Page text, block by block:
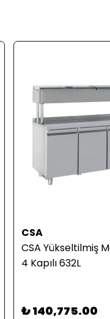
CSA
CSA Yükseltilmiş
4 Kapılı 632L
₺ 140,775.00